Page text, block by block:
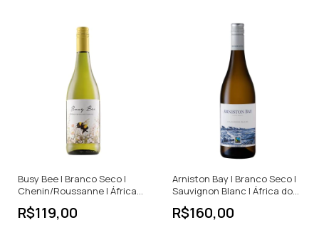
Busy Bee | Branco Seco |
Chenin/Roussanne | África
R$119,00
Arniston Bay | Branco Seco |
Sauvignon Blanc | África do
R$160,00